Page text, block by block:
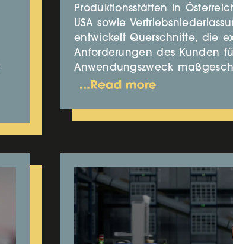
Produktionsstätten in
USA sowie
entwickelt Querschnitte, die
Anforderungen des Kunden
Anwendungszweck